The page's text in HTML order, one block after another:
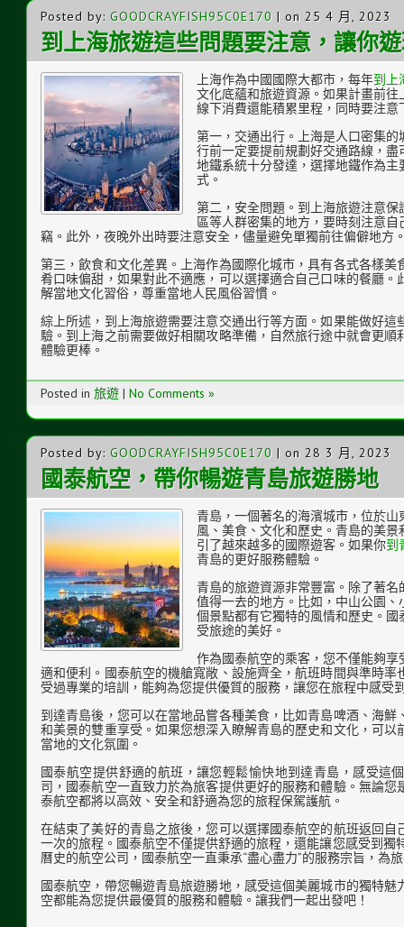
Posted by: GOODCRAYFISH95C0E170 | on 25 4 月, 2023
到上海旅遊這些問題要注意，讓你
上海作為中國國際大都市，每年到上
文化底蘊和旅遊資源。如果計畫前
線下消費還能積累里程，同時要注
第一，交通出行。上海是人口密集
行前一定要提前規劃好交通路線，
地鐵系統十分發達，選擇地鐵作為
式。
第二，安全問題。到上海旅遊注意
區等人群密集的地方，要時刻注意
竊。此外，夜晚外出時要注意安全，儘量避免單獨前往偏僻地方
第三，飲食和文化差異。上海作為國際化城市，具有各式各樣
肴口味偏甜，如果對此不適應，可以選擇適合自己口味的餐廳
解當地文化習俗，尊重當地人民風俗習慣。
綜上所述，到上海旅遊需要注意交通出行等方面。如果能做好
驗。到上海之前需要做好相關攻略準備，自然旅行途中就會更
體驗更棒。
Posted in 旅遊 | No Comments »
Posted by: GOODCRAYFISH95C0E170 | on 28 3 月, 2023
國泰航空，帶你暢遊青島旅遊勝地
青島，一個著名的海濱城市，位於
風、美食、文化和歷史。青島的美
引了越來越多的國際遊客。如果你到
青島的更好服務體驗。
青島的旅遊資源非常豐富。除了著
值得一去的地方。比如，中山公園
個景點都有它獨特的風情和歷史。
受旅途的美好。
作為國泰航空的乘客，您不僅能夠
適和便利。國泰航空的機艙寬敞、設施齊全，航班時間與準時
受過專業的培訓，能夠為您提供優質的服務，讓您在旅程中感受
到達青島後，您可以在當地品嘗各種美食，比如青島啤酒、海
和美景的雙重享受。如果您想深入瞭解青島的歷史和文化，可
當地的文化氛圍。
國泰航空提供舒適的航班，讓您輕鬆愉快地到達青島，感受這
司，國泰航空一直致力於為旅客提供更好的服務和體驗。無論
泰航空都將以高效、安全和舒適為您的旅程保駕護航。
在結束了美好的青島之旅後，您可以選擇國泰航空的航班返回
一次的旅程。國泰航空不僅提供舒適的旅程，還能讓您感受到
曆史的航空公司，國泰航空一直秉承“盡心盡力”的服務宗旨，為
國泰航空，帶您暢遊青島旅遊勝地，感受這個美麗城市的獨特
空都能為您提供最優質的服務和體驗。讓我們一起出發吧！